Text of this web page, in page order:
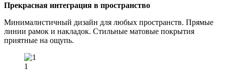
Прекрасная интеграция в пространство
Минималистичный дизайн для любых пространств. Прямые
линии рамок и накладок. Стильные матовые покрытия
приятные на ощупь.
1